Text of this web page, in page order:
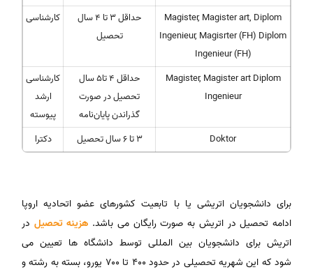
Magister, Magister art, Diplom
Ingenieur, Magisrter (FH) Diplom
Ingenieur (FH)
حداقل ۳ تا ۴ سال
تحصیل
کارشناسی
Magister, Magister art Diplom
Ingenieur
حداقل ۴ تا۵ سال
تحصیل در صورت
گذراندن پایان‌نامه
کارشناسی
ارشد
پیوسته
Doktor
۳ تا ۶ سال تحصیل دکترا
برای دانشجویان اتریشی یا با تابعیت کشورهای عضو اتحادیه اروپا
ادامه تحصیل در اتریش به صورت رایگان می باشد. هزینه تحصیل در
اتریش برای دانشجویان بین المللی توسط دانشگاه ها تعیین می
شود که این شهریه تحصیلی در حدود ۴۰۰ تا ۷۰۰ یورو، بسته به رشته و